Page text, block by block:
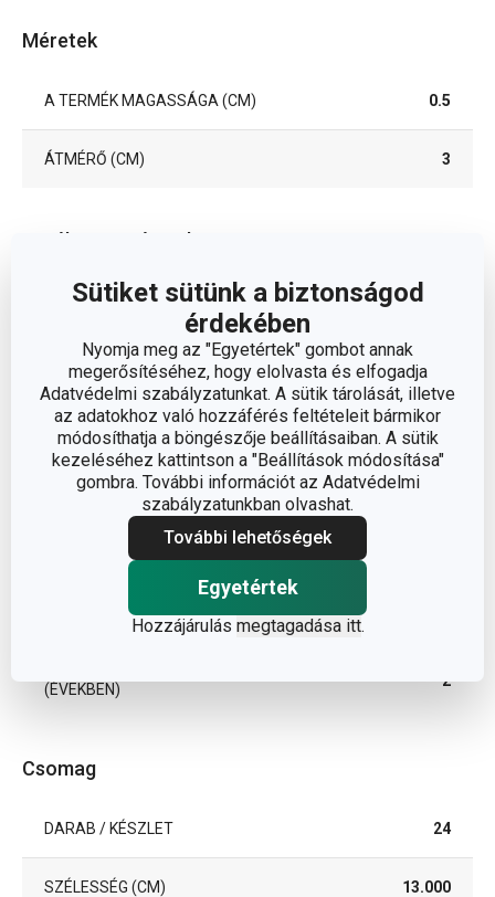
Sütiket sütünk a biztonságod
érdekében
Nyomja meg az "Egyetértek" gombot annak
megerősítéséhez, hogy elolvasta és elfogadja
Adatvédelmi szabályzatunkat. A sütik tárolását, illetve
az adatokhoz való hozzáférés feltételeit bármikor
módosíthatja a böngészője beállításaiban. A sütik
kezeléséhez kattintson a "Beállítások módosítása"
gombra. További információt az Adatvédelmi
szabályzatunkban olvashat.
További lehetőségek
Egyetértek
Hozzájárulás megtagadása itt.
Méretek
A TERMÉK MAGASSÁGA (CM) 0.5
ÁTMÉRŐ (CM) 3
Egyéb paraméterek
ANYAG műszál
BESOROLÁS
lakberendezési
kiegészítők
TERMÉKCSALÁD PRESTO
világosbarna
8595028491234
(ÉVEKBEN)
2
Csomag
DARAB / KÉSZLET 24
SZÉLESSÉG (CM) 13.000